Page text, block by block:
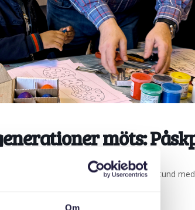
Om
möts:
Välkommen till en härlig stund